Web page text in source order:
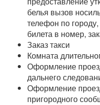
белья вызов
телефон по
билета в номер,
Заказ такси
Комната
Оформление
дальнего
Оформление
пригородного